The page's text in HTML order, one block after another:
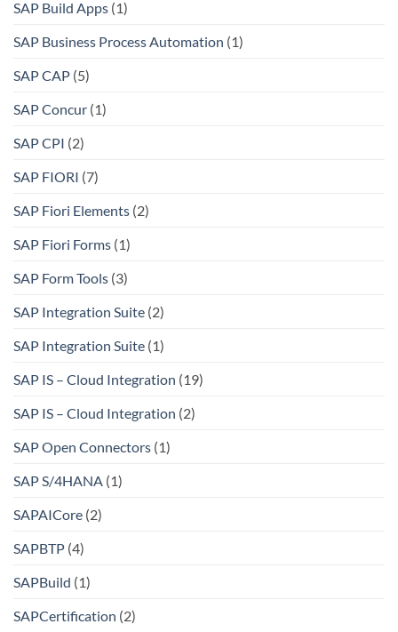
SAP Build Apps (1)
SAP Business Process Automation (1)
SAP CAP (5)
SAP Concur (1)
SAP CPI (2)
SAP FIORI (7)
SAP Fiori Elements (2)
SAP Fiori Forms (1)
SAP Form Tools (3)
SAP Integration Suite (2)
SAP Integration Suite (1)
SAP IS – Cloud Integration (19)
SAP IS – Cloud Integration (2)
SAP Open Connectors (1)
SAP S/4HANA (1)
SAPAICore (2)
SAPBTP (4)
SAPBuild (1)
SAPCertification (2)